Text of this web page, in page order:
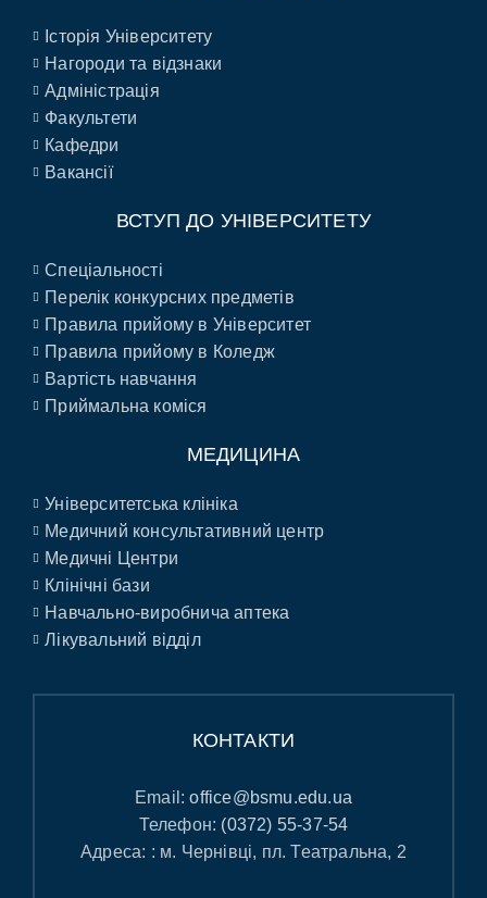
Історія Університету
Нагороди та відзнаки
Адміністрація
Факультети
Кафедри
Вакансії
ВСТУП ДО УНІВЕРСИТЕТУ
Спеціальності
Перелік конкурсних предметів
Правила прийому в Університет
Правила прийому в Коледж
Вартість навчання
Приймальна коміся
МЕДИЦИНА
Університетська клініка
Медичний консультативний центр
Медичні Центри
Клінічні бази
Навчально-виробнича аптека
Лікувальний відділ
КОНТАКТИ
Email:office@bsmu.edu.ua
Телефон: (0372) 55-37-54
Адреса: : м. Чернівці, пл. Театральна, 2